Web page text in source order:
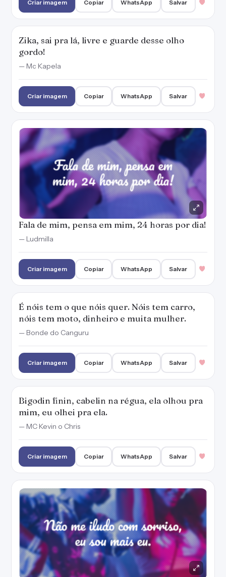
Criar imagem Copiar WhatsApp Salvar
Zika, sai pra lá, livre e guarde desse olho
gordo!
— Mc Kapela
Criar imagem Copiar WhatsApp Salvar
Fala de mim, pensa em mim, 24 horas por dia!
— Ludmilla
Criar imagem Copiar WhatsApp Salvar
É nóis tem o que nóis quer. Nóis tem carro,
nóis tem moto, dinheiro e muita mulher.
— Bonde do Canguru
Criar imagem Copiar WhatsApp Salvar
Bigodin finin, cabelin na régua, ela olhou pra
mim, eu olhei pra ela.
— MC Kevin o Chris
Criar imagem Copiar WhatsApp Salvar